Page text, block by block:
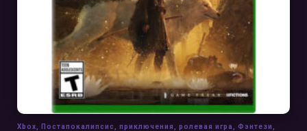
Xbox Постапокалипсис приключения ролевая игра Фэнтези